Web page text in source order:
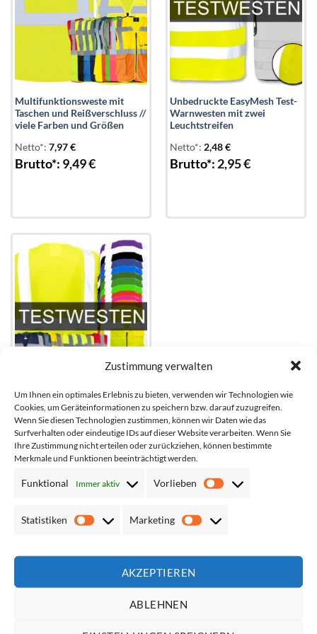
Zustimmung verwalten
Um Ihnen ein optimales Erlebnis zu bieten, verwenden wir Technologien wie
Cookies, um Geräteinformationen zu speichern bzw. darauf zuzugreifen.
Wenn Sie diesen Technologien zustimmen, können wir Daten wie das
Surfverhalten oder eindeutige IDs auf dieser Website verarbeiten. Wenn Sie
Ihre Zustimmung nicht erteilen oder zurückziehen, können bestimmte
Merkmale und Funktionen beeinträchtigt werden.
Funktional Immer aktiv Vorlieben
Vorlieben
Statistiken
Statistiken
Marketing
Marketing
AKZEPTIEREN
ABLEHNEN
Multifunktionsweste mit
Taschen und Reißverschluss //
viele Farben und Größen
Netto*: 7,97€
Brutto*: 9,49€
Unbedruckte EasyMesh Test-
Warnwesten mit zwei
Leuchtstreifen
Netto*: 2,48€
Brutto*:2,95€
Add to
wishlist
Unbedruckte Test-
Multifunktionsweste mit
Taschen und Reißverschluss
Netto*:5,00 €